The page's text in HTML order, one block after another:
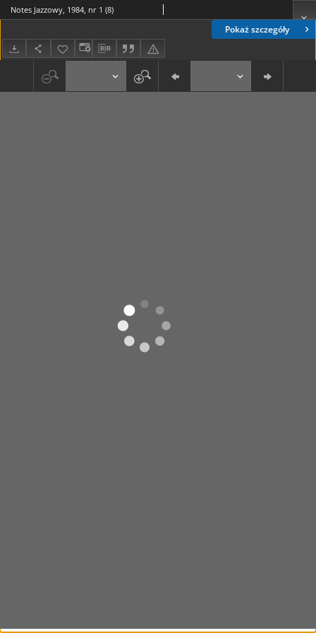
Pokaż szczegóły
Notes Jazzowy, 1984, nr 1 (8)